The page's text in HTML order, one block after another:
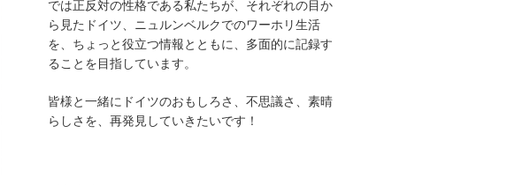
では正反対の性格である私たちが、それぞれの目か
ら見たドイツ、ニュルンベルクでのワーホリ生活
を、ちょっと役立つ情報とともに、多面的に記録す
ることを目指しています。
皆様と一緒にドイツのおもしろさ、不思議さ、素晴
らしさを、再発見していきたいです！